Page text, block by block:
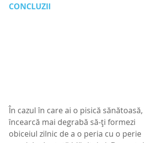
CONCLUZII
În cazul în care ai o pisică sănătoasă,
încearcă mai degrabă să-ți formezi
obiceiul zilnic de a o peria cu o perie